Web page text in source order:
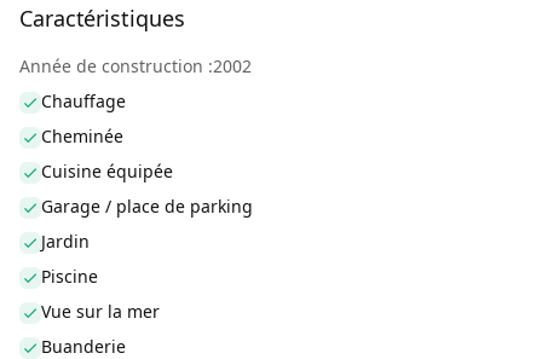
Caractéristiques
Année de construction :2002
Chauffage
Cheminée
Cuisine équipée
Garage / place de parking
Jardin
Piscine
Vue sur la mer
Buanderie